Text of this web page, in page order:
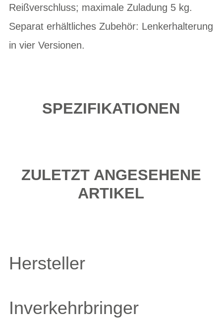
Reißverschluss; maximale Zuladung 5 kg.
Separat erhältliches Zubehör: Lenkerhalterung
in vier Versionen.
SPEZIFIKATIONEN
ZULETZT ANGESEHENE
ARTIKEL
Hersteller
Inverkehrbringer